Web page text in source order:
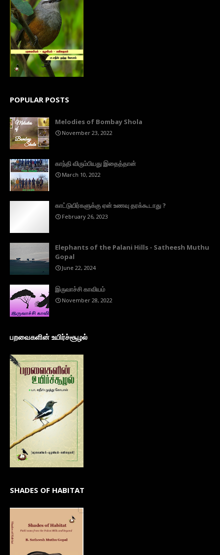
POPULAR POSTS
Melodies of Bombay Shola
November 23, 2022
காந்தி விரும்பியது இதைத்தான்
March 10, 2022
காட்டுயிர்களுக்கு ஏன் உணவு தரக்கூடாது ?
February 26, 2023
Elephants of the Palani Hills - Satheesh Muthu
Gopal
June 22, 2024
இருவாச்சி காவியம்
November 28, 2022
பறவைகளின் உயிர்ச்சூழல்
SHADES OF HABITAT